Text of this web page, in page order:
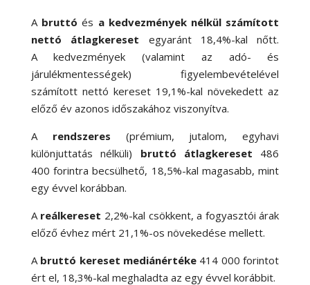
A bruttó és a kedvezmények nélkül számított
nettó átlagkereset
egyaránt 18,4%-kal nőtt.
A kedvezmények (valamint az adó- és
járulékmentességek) figyelembevételével
számított nettó kereset 19,1%-kal növekedett az
előző év azonos időszakához viszonyítva.
A rendszeres
(prémium, jutalom, egyhavi
különjuttatás nélküli)
bruttó átlagkereset
486
400 forintra becsülhető, 18,5%-kal magasabb, mint
egy évvel korábban.
A reálkereset 2,2%-kal csökkent, a fogyasztói árak
előző évhez mért 21,1 %-os növekedése mellett.
A bruttó kereset mediánértéke 414 000 forintot
ért el, 18,3%-kal meghaladta az egy évvel korábbit.